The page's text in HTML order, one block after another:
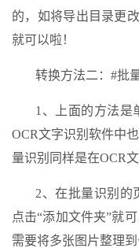
的，如将导出目录更
就可以啦！
转换方法二：#批
1、上面的方法是
OCR文字识别软件中
量识别同样是在OCR
2、在批量识别的
点击“添加文件夹”就
需要将多张图片整理到